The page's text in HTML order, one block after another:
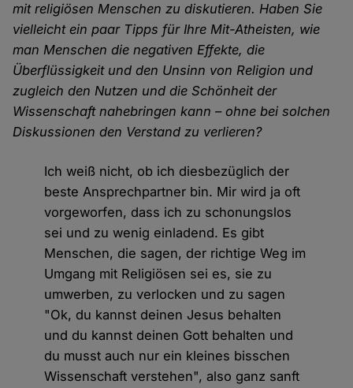
mit religiösen Menschen zu diskutieren. Haben Sie
vielleicht ein paar Tipps für Ihre Mit-Atheisten, wie
man Menschen die negativen Effekte, die
Überflüssigkeit und den Unsinn von Religion und
zugleich den Nutzen und die Schönheit der
Wissenschaft nahebringen kann – ohne bei solchen
Diskussionen den Verstand zu verlieren?
Ich weiß nicht, ob ich diesbezüglich der
beste Ansprechpartner bin. Mir wird ja oft
vorgeworfen, dass ich zu schonungslos
sei und zu wenig einladend. Es gibt
Menschen, die sagen, der richtige Weg im
Umgang mit Religiösen sei es, sie zu
umwerben, zu verlocken und zu sagen
"Ok, du kannst deinen Jesus behalten
und du kannst deinen Gott behalten und
du musst auch nur ein kleines bisschen
Wissenschaft verstehen", also ganz sanft